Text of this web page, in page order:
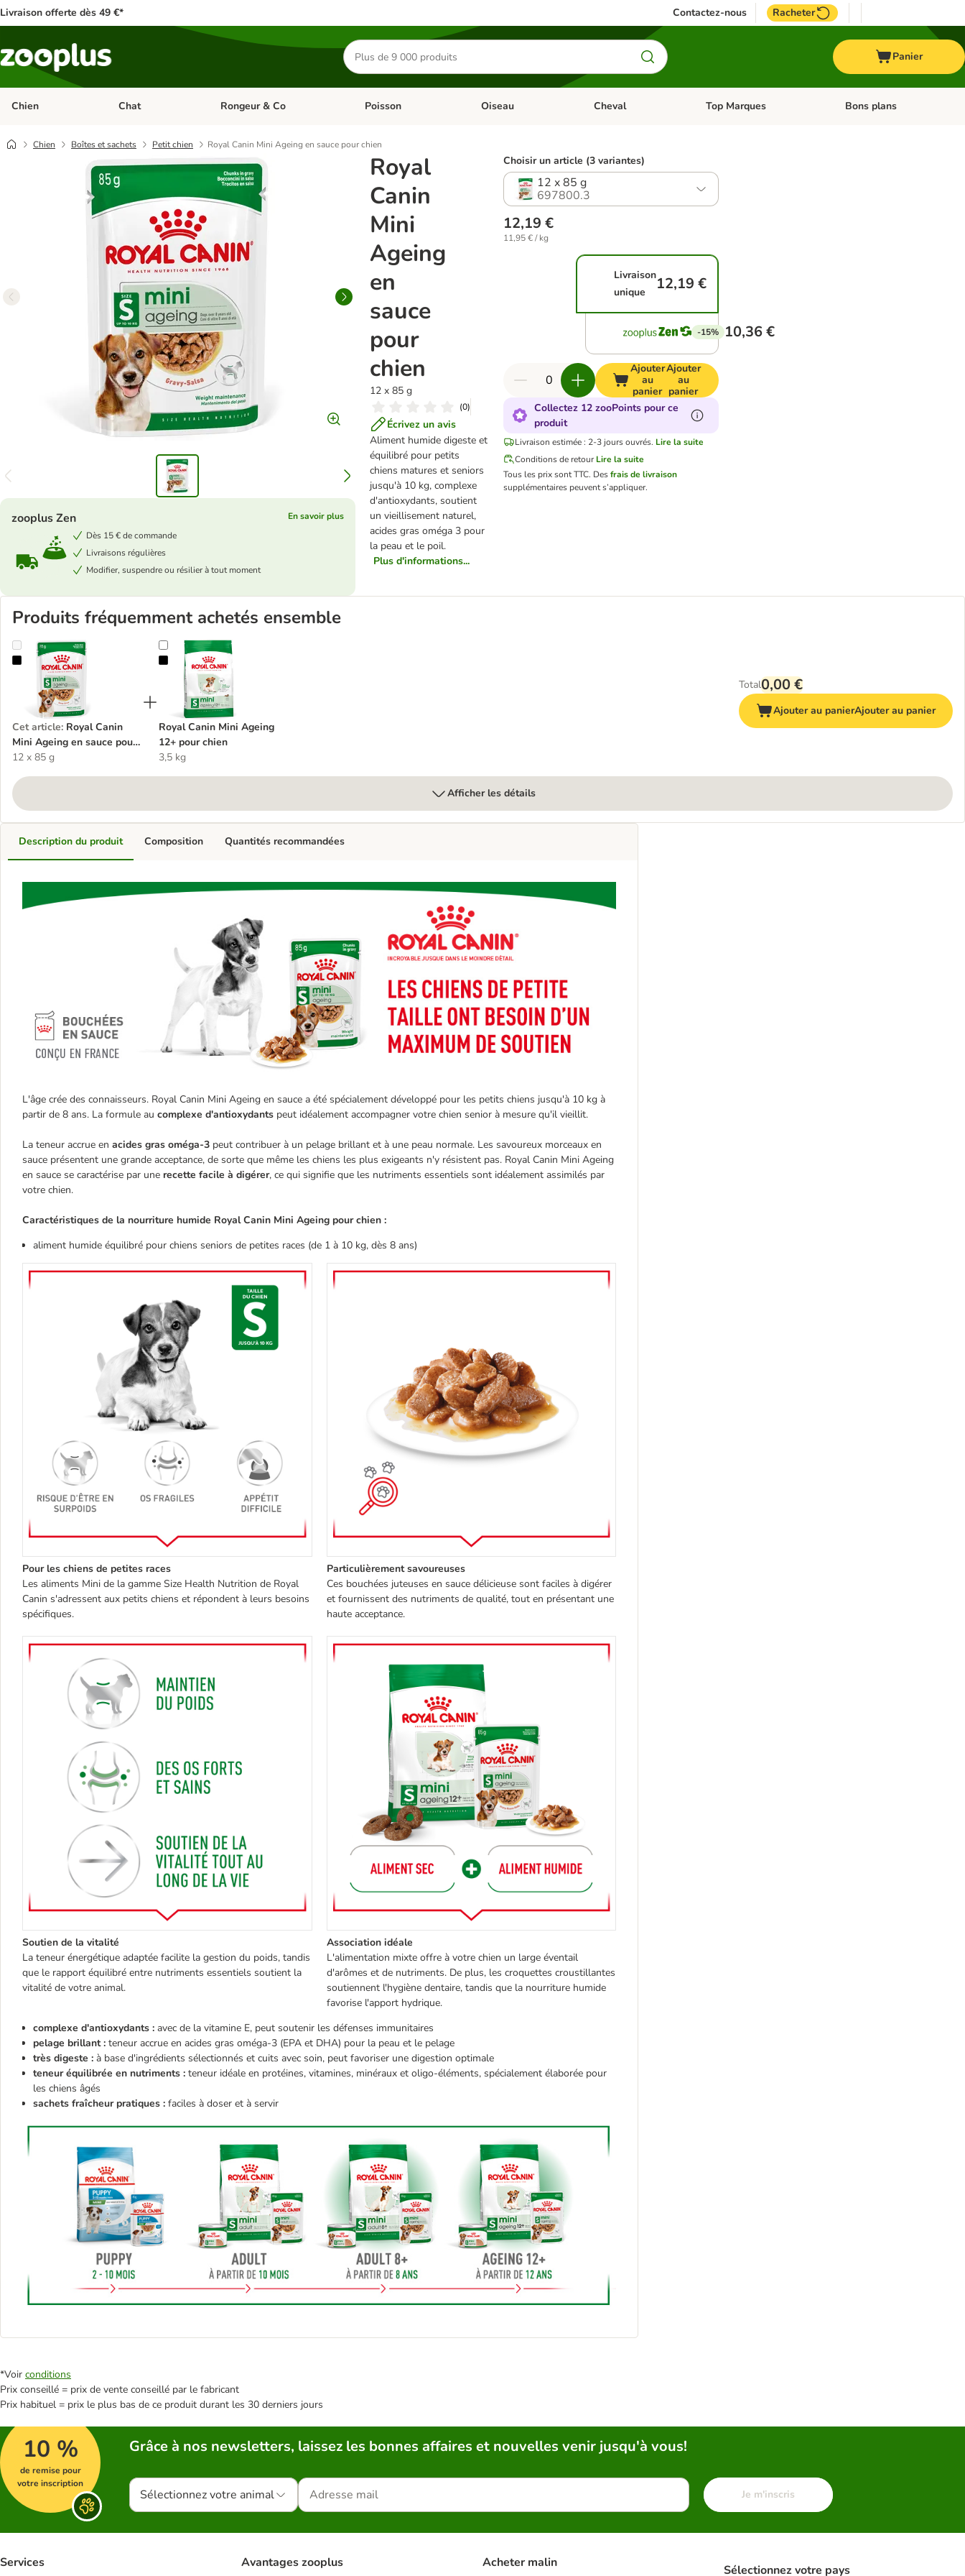
Livraison offerte dès 49 €* Contactez-nous Racheter
Rechercher
des
produits
Panier
Chien Dérouler les catégories: Chien
Chat Dérouler les catégories: Chat
Rongeur & Co Dérouler les catégories: Rongeur & Co
Poisson Dérouler les catégories: Poisson
Oiseau Dérouler les catégories: Oiseau
Cheval Dérouler les catégories: Cheval
Top Marques Dérouler les catégories: Top
Bons plans
Chien Boîtes et sachets Petit chien Royal Canin Mini Ageing en sauce pour chien
Royal
Canin
Mini
Ageing
en
sauce
pour
chien
12 x 85 g
(0)
Écrivez un avis
Aliment humide digeste et
équilibré pour petits
chiens matures et seniors
jusqu'à 10 kg, complexe
d'antioxydants, soutient
un vieillisement naturel,
acides gras oméga 3 pour
la peau et le poil.
Plus d'informations...
zooplus Zen
En savoir plus
Dès 15 € de commande
Livraisons régulières
Modifier, suspendre ou résilier à tout moment
Choisir un article (3 variantes)
12 x 85 g
697800.3
12,19 €
11,95 € / kg
Livraison
unique
12,19 €
-15% 10,36 €
Ajouter
au
panier
Ajouter
au
panier
Collectez 12 zooPoints pour ce
produit
Livraison estimée : 2-3 jours ouvrés. Lire la suite
Conditions de retour Lire la suite
Tous les prix sont TTC. Desfrais de livraison
supplémentaires peuvent s’appliquer.
Produits fréquemment achetés ensemble
Royal Canin Mini Ageing en sauce pour chien
Cet article: Royal Canin
Mini Ageing en sauce pour
chien
12 x 85 g
Royal Canin Mini Ageing 12+ pour chien
Royal Canin Mini Ageing
12+ pour chien
3,5 kg
Total0,00 €
Ajouter au panierAjouter au panier
Afficher les détails
Description du produit
L'âge crée des connaisseurs. Royal Canin Mini Ageing en sauce a été spécialement développé pour les petits chiens jusqu'à 10 kg à
partir de 8 ans. La formule au complexe d'antioxydants peut idéalement accompagner votre chien senior à mesure qu'il vieillit.
La teneur accrue en acides gras oméga-3 peut contribuer à un pelage brillant et à une peau normale. Les savoureux morceaux en
sauce présentent une grande acceptance, de sorte que même les chiens les plus exigeants n'y résistent pas. Royal Canin Mini Ageing
en sauce se caractérise par une recette facile à digérer, ce qui signifie que les nutriments essentiels sont idéalement assimilés par
votre chien.
Caractéristiques de la nourriture humide Royal Canin Mini Ageing pour chien :
aliment humide équilibré pour chiens seniors de petites races (de 1 à 10 kg, dès 8 ans)
Pour les chiens de petites races
Les aliments Mini de la gamme Size Health Nutrition de Royal
Canin s'adressent aux petits chiens et répondent à leurs besoins
spécifiques.
Particulièrement savoureuses
Ces bouchées juteuses en sauce délicieuse sont faciles à digérer
et fournissent des nutriments de qualité, tout en présentant une
haute acceptance.
Soutien de la vitalité
La teneur énergétique adaptée facilite la gestion du poids, tandis
que le rapport équilibré entre nutriments essentiels soutient la
vitalité de votre animal.
Association idéale
L'alimentation mixte offre à votre chien un large éventail
d'arômes et de nutriments. De plus, les croquettes croustillantes
soutiennent l'hygiène dentaire, tandis que la nourriture humide
favorise l'apport hydrique.
complexe d'antioxydants : avec de la vitamine E, peut soutenir les défenses immunitaires
pelage brillant : teneur accrue en acides gras oméga-3 (EPA et DHA) pour la peau et le pelage
très digeste : à base d'ingrédients sélectionnés et cuits avec soin, peut favoriser une digestion optimale
teneur équilibrée en nutriments : teneur idéale en protéines, vitamines, minéraux et oligo-éléments, spécialement élaborée pour
les chiens âgés
sachets fraîcheur pratiques : faciles à doser et à servir
Composition Quantités recommandées
*Voir conditions
Prix conseillé = prix de vente conseillé par le fabricant
Prix habituel = prix le plus bas de ce produit durant les 30 derniers jours
10 %
de remise pour
votre inscription
Grâce à nos newsletters, laissez les bonnes affaires et nouvelles venir jusqu'à vous!
Sélectionnez votre animal Je m'inscris
Services Avantages zooplus Acheter malin Sélectionnez votre pays